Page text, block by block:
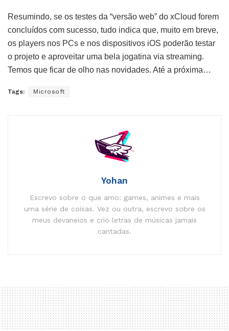
Resumindo, se os testes da “versão web” do xCloud forem
concluídos com sucesso, tudo indica que, muito em breve,
os players nos PCs e nos dispositivos iOS poderão testar
o projeto e aproveitar uma bela jogatina via streaming.
Temos que ficar de olho nas novidades. Até a próxima…
Tags: Microsoft
Yohan
Escrevo sobre o que amo: games, animes e mais
uma série de coisas. Vez ou outra, escrevo sobre os
meus devaneios e crio letras de músicas jamais
cantadas.